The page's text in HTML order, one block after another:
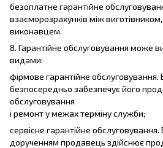
безоплатне гарантійне
взаєморозрахунків між
виконавцем.
8. Гарантійне обслуговування може
видами:
фірмове гарантійне обслуговування.
безпосередньо забезпечує його
обслуговування
і ремонт у межах терміну служби;
сервісне гарантійне обслуговування.
дорученням продавець здійснює